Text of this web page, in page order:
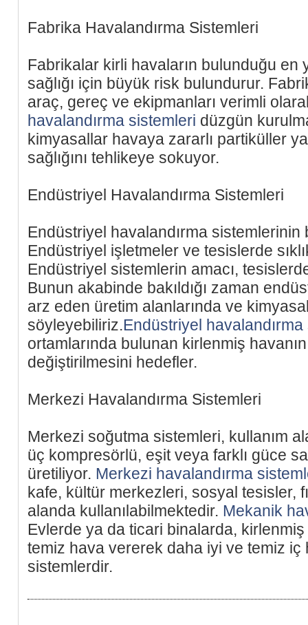
Fabrika Havalandırma Sistemleri
Fabrikalar kirli havaların bulunduğu en
sağlığı için büyük risk bulundurur.
araç, gereç ve ekipmanları verimli
havalandırma sistemleri düzgün
kimyasallar havaya zararlı partiküller
sağlığını tehlikeye sokuyor.
Endüstriyel Havalandırma Sistemleri
Endüstriyel havalandırma sistemlerinin
Endüstriyel işletmeler ve tesislerde
Endüstriyel sistemlerin amacı,
Bunun akabinde bakıldığı zaman
arz eden üretim alanlarında ve
söyleyebiliriz.Endüstriyel
ortamlarında bulunan kirlenmiş
değiştirilmesini hedefler.
Merkezi Havalandırma Sistemleri
Merkezi soğutma sistemleri, kullanım
üç kompresörlü, eşit veya farklı güce
üretiliyor. Merkezi havalandırma
kafe, kültür merkezleri, sosyal tesisler,
alanda kullanılabilmektedir. Mekanik
Evlerde ya da ticari binalarda,
temiz hava vererek daha iyi ve temiz
sistemlerdir.